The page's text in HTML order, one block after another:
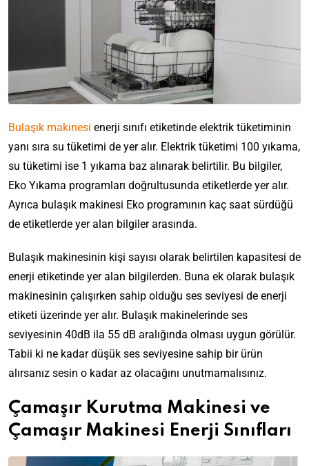
Bulaşık makinesi enerji sınıfı etiketinde elektrik tüketiminin
yanı sıra su tüketimi de yer alır. Elektrik tüketimi 100 yıkama,
su tüketimi ise 1 yıkama baz alınarak belirtilir. Bu bilgiler,
Eko Yıkama programları doğrultusunda etiketlerde yer alır.
Ayrıca bulaşık makinesi Eko programının kaç saat sürdüğü
de etiketlerde yer alan bilgiler arasında.
Bulaşık makinesinin kişi sayısı olarak belirtilen kapasitesi de
enerji etiketinde yer alan bilgilerden. Buna ek olarak bulaşık
makinesinin çalışırken sahip olduğu ses seviyesi de enerji
etiketi üzerinde yer alır. Bulaşık makinelerinde ses
seviyesinin 40dB ila 55 dB aralığında olması uygun görülür.
Tabii ki ne kadar düşük ses seviyesine sahip bir ürün
alırsanız sesin o kadar az olacağını unutmamalısınız.
Çamaşır Kurutma Makinesi ve
Çamaşır Makinesi Enerji Sınıfları